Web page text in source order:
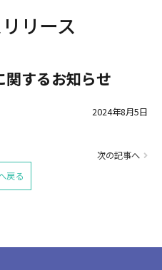
リース
関するお知らせ
2024年8月5日
次の記事へ
戻る